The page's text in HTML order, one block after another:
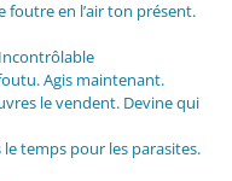
en l’air ton présent.
Incontrôlable
Agis maintenant.
le vendent. Devine qui
le temps pour les parasites.